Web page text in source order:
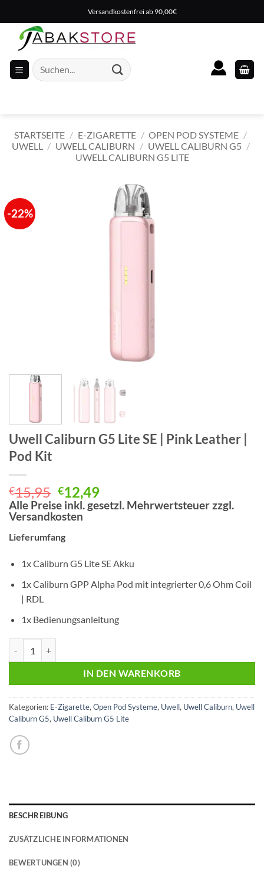
Inhalt
springen
Versandkostenfrei ab 90,00€
Suche
nach:
STARTSEITE / E-ZIGARETTE / OPEN POD SYSTEME /
UWELL / UWELL CALIBURN / UWELL CALIBURN G5 /
UWELL CALIBURN G5 LITE
-22%
Uwell Caliburn G5 Lite SE | Pink Leather |
Pod Kit
€15,95 Ursprünglicher
Preis
war:
€15,95
€12,49Aktueller
Preis
Alle Preise inkl. gesetzl. Mehrwertsteuer zzgl.
Versandkosten
Lieferumfang
1x Caliburn G5 Lite SE Akku
1x Caliburn GPP Alpha Pod mit integrierter 0,6 Ohm Coil
| RDL
1x Bedienungsanleitung
IN DEN WARENKORB
Kategorien: E-Zigarette,Open Pod Systeme, Uwell, Uwell Caliburn, Uwell
Caliburn G5, Uwell Caliburn G5 Lite
BESCHREIBUNG
ZUSÄTZLICHE INFORMATIONEN
BEWERTUNGEN (0)